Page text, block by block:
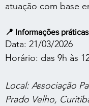
atuação com base
📍 Informações práticas
Data: 21/03/2026
Horário: das 9h às
Local: Associação
Prado Velho,